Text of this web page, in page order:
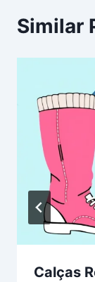
Similar
Calças